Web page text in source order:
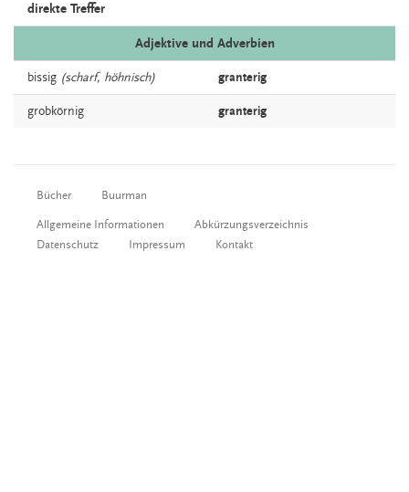
direkte Treffer
Adjektive und Adverbien
bissig (scharf, höhnisch) granterig
grobkörnig granterig
Bücher Buurman
Allgemeine Informationen
Abkürzungsverzeichnis
Datenschutz
Impressum Kontakt